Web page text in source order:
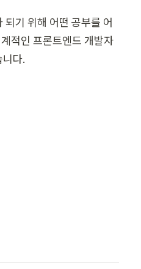
되기 위해 어떤 공부를 어
적인 프론트엔드 개발자
다.